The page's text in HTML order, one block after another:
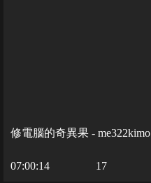
修電腦的奇異果 - me322kimo
07:00:14 17